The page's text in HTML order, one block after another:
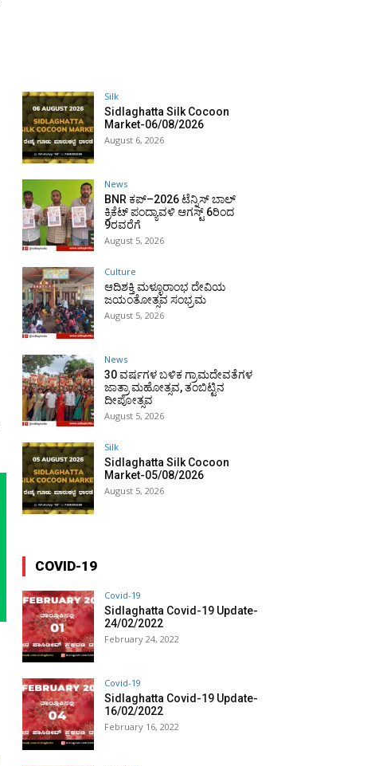
Silk
Sidlaghatta Silk Cocoon
Market-06/08/2026
August 6, 2026
News
BNR ಕಪ್–2026 ಟೆನ್ನಿಸ್ ಬಾಲ್
ಕ್ರಿಕೆಟ್ ಪಂದ್ಯಾವಳಿ ಆಗಸ್ಟ್ 6ರಿಂದ
9ರವರೆಗೆ
August 5, 2026
Culture
ಆದಿಶಕ್ತಿ ಮಳ್ಳೂರಾಂಭ ದೇವಿಯ
ಜಯಂತೋತ್ಸವ ಸಂಭ್ರಮ
August 5, 2026
News
30 ವರ್ಷಗಳ ಬಳಿಕ ಗ್ರಾಮದೇವತೆಗಳ
ಜಾತ್ರಾ ಮಹೋತ್ಸವ, ತಂಬಿಟ್ಟಿನ
ದೀಪೋತ್ಸವ
August 5, 2026
Silk
Sidlaghatta Silk Cocoon
Market-05/08/2026
August 5, 2026
COVID-19
Covid-19
Sidlaghatta Covid-19 Update-
24/02/2022
February 24, 2022
Covid-19
Sidlaghatta Covid-19 Update-
16/02/2022
February 16, 2022